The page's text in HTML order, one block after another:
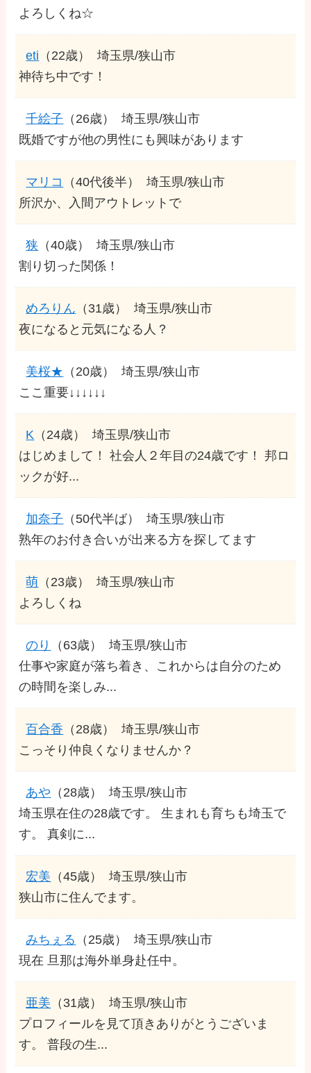
よろしくね☆
eti （22歳）
埼玉県/狭山市
神待ち中です！
千絵子 （26歳）
埼玉県/狭山市
既婚ですが他の男性にも興味があります
マリコ （40代後半）
埼玉県/狭山市
所沢か、入間アウトレットで
狭 （40歳）
埼玉県/狭山市
割り切った関係！
めろりん （31歳）
埼玉県/狭山市
夜になると元気になる人？
美桜★ （20歳）
埼玉県/狭山市
ここ重要↓↓↓↓↓↓
K （24歳）
埼玉県/狭山市
はじめまして！ 社会人２年目の24歳です！ 邦ロ
ックが好...
加奈子 （50代半ば）
埼玉県/狭山市
熟年のお付き合いが出来る方を探してます
萌 （23歳）
埼玉県/狭山市
よろしくね
のり （63歳）
埼玉県/狭山市
仕事や家庭が落ち着き、これからは自分のため
の時間を楽しみ...
百合香 （28歳）
埼玉県/狭山市
こっそり仲良くなりませんか？
あや （28歳）
埼玉県/狭山市
埼玉県在住の28歳です。 生まれも育ちも埼玉で
す。 真剣に...
宏美 （45歳）
埼玉県/狭山市
狭山市に住んでます。
みちぇる （25歳）
埼玉県/狭山市
現在 旦那は海外単身赴任中。
亜美 （31歳）
埼玉県/狭山市
プロフィールを見て頂きありがとうございま
す。 普段の生...